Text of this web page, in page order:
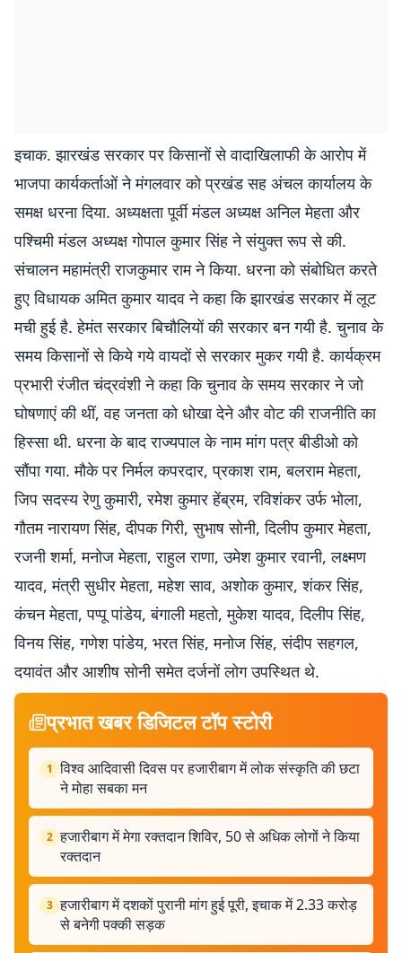
इचाक. झारखंड सरकार पर किसानों से वादाखिलाफी के आरोप में
भाजपा कार्यकर्ताओं ने मंगलवार को प्रखंड सह अंचल कार्यालय के
समक्ष धरना दिया. अध्यक्षता पूर्वी मंडल अध्यक्ष अनिल मेहता और
पश्चिमी मंडल अध्यक्ष गोपाल कुमार सिंह ने संयुक्त रूप से की.
संचालन महामंत्री राजकुमार राम ने किया. धरना को संबोधित करते
हुए विधायक अमित कुमार यादव ने कहा कि झारखंड सरकार में लूट
मची हुई है. हेमंत सरकार बिचौलियों की सरकार बन गयी है. चुनाव के
समय किसानों से किये गये वायदों से सरकार मुकर गयी है. कार्यक्रम
प्रभारी रंजीत चंद्रवंशी ने कहा कि चुनाव के समय सरकार ने जो
घोषणाएं की थीं, वह जनता को धोखा देने और वोट की राजनीति का
हिस्सा थी. धरना के बाद राज्यपाल के नाम मांग पत्र बीडीओ को
सौंपा गया. मौके पर निर्मल कपरदार, प्रकाश राम, बलराम मेहता,
जिप सदस्य रेणु कुमारी, रमेश कुमार हेंब्रम, रविशंकर उर्फ भोला,
गौतम नारायण सिंह, दीपक गिरी, सुभाष सोनी, दिलीप कुमार मेहता,
रजनी शर्मा, मनोज मेहता, राहुल राणा, उमेश कुमार रवानी, लक्ष्मण
यादव, मंत्री सुधीर मेहता, महेश साव, अशोक कुमार, शंकर सिंह,
कंचन मेहता, पप्पू पांडेय, बंगाली महतो, मुकेश यादव, दिलीप सिंह,
विनय सिंह, गणेश पांडेय, भरत सिंह, मनोज सिंह, संदीप सहगल,
दयावंत और आशीष सोनी समेत दर्जनों लोग उपस्थित थे.
प्रभात खबर डिजिटल टॉप स्टोरी
1 विश्व आदिवासी दिवस पर हजारीबाग में लोक संस्कृति की छटा
ने मोहा सबका मन
2 हजारीबाग में मेगा रक्तदान शिविर, 50 से अधिक लोगों ने किया
रक्तदान
3 हजारीबाग में दशकों पुरानी मांग हुई पूरी, इचाक में 2.33 करोड़
से बनेगी पक्की सड़क